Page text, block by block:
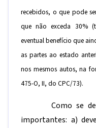
recebidos, o que pode
que não exceda 30%
eventual benefício que
as partes ao estado
nos mesmos autos, na
475-O, II, do CPC/73).
Como se
importantes: a)